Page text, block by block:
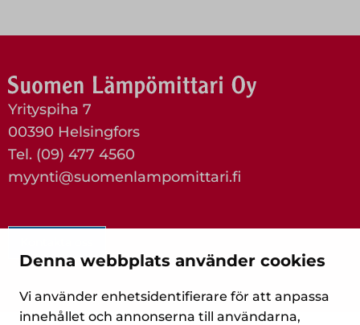
Denna webbplats använder cookies
Vi använder enhetsidentifierare för att anpassa
innehållet och annonserna till användarna,
Yrityspiha 7
00390 Helsingfors
Tel. (09) 477 4560
myynti@suomenlampomittari.fi